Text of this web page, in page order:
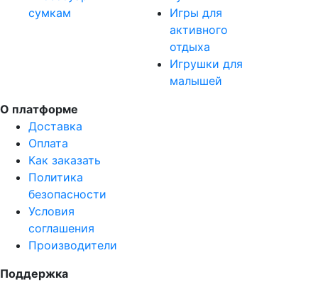
сумкам
Игры для
активного
отдыха
Игрушки для
малышей
О платформе
Доставка
Оплата
Как заказать
Политика
безопасности
Условия
соглашения
Производители
Поддержка